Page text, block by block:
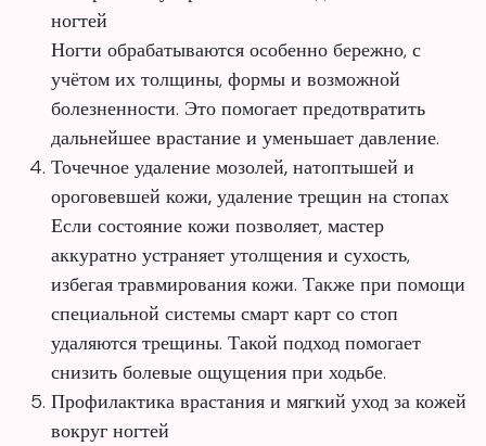
ногтей
Ногти обрабатываются особенно бережно, с
учётом их толщины, формы и возможной
болезненности. Это помогает предотвратить
дальнейшее врастание и уменьшает давление.
Точечное удаление мозолей, натоптышей и
ороговевшей кожи, удаление трещин на стопах
Если состояние кожи позволяет, мастер
аккуратно устраняет утолщения и сухость,
избегая травмирования кожи. Также при помощи
специальной системы смарт карт со стоп
удаляются трещины. Такой подход помогает
снизить болевые ощущения при ходьбе.
Профилактика врастания и мягкий уход за кожей
вокруг ногтей